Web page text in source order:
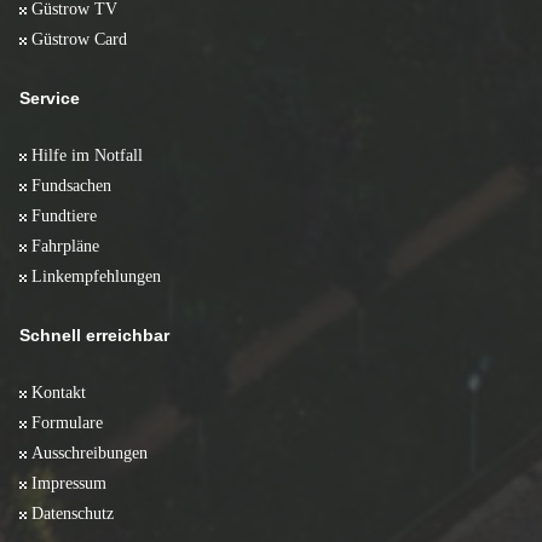
Güstrow TV
Güstrow Card
Service
Hilfe im Notfall
Fundsachen
Fundtiere
Fahrpläne
Linkempfehlungen
Schnell erreichbar
Kontakt
Formulare
Ausschreibungen
Impressum
Datenschutz